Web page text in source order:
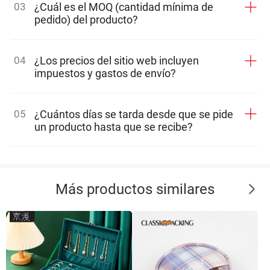
03
¿Cuál es el MOQ (cantidad mínima de
pedido) del producto?
04
¿Los precios del sitio web incluyen
impuestos y gastos de envío?
05
¿Cuántos días se tarda desde que se pide
un producto hasta que se recibe?
Más productos similares